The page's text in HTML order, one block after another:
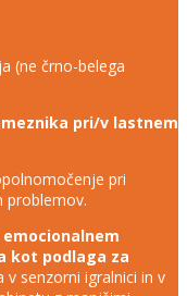
(ne črno-belega
pri/v lastnem
pri
problemov.
kot podlaga za
v senzorni igralnici in v